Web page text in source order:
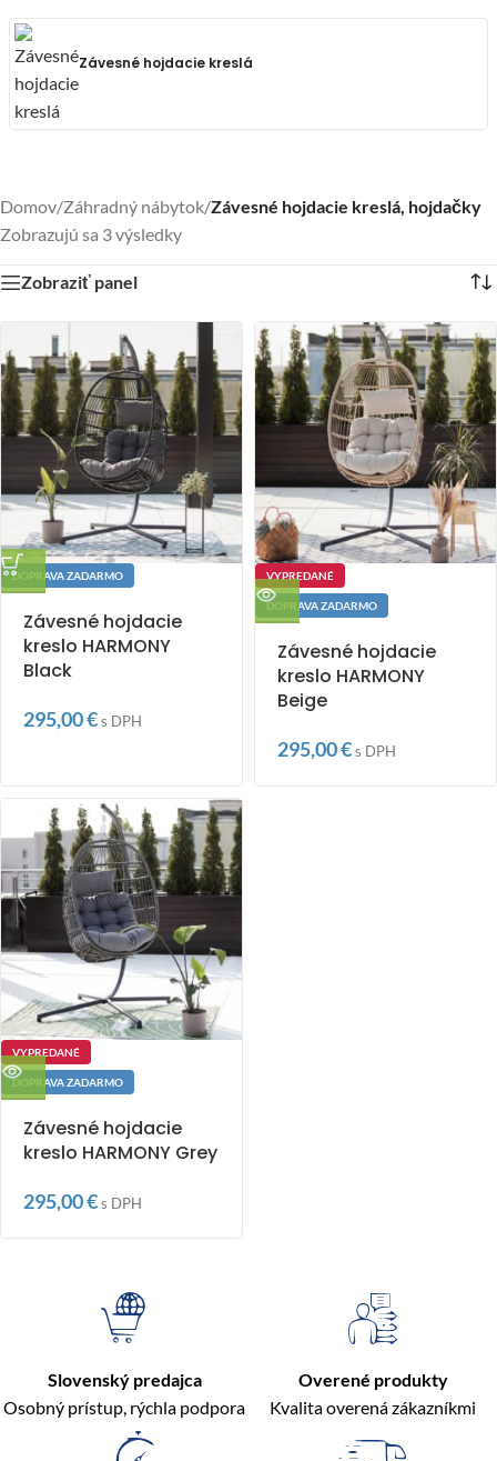
Závesné hojdacie kreslá
Domov/Záhradný nábytok/Závesné hojdacie kreslá, hojdačky
Zobrazujú sa 3 výsledky
Zobraziť panel
DOPRAVA ZADARMO
Závesné hojdacie
kreslo HARMONY
Black
295,00€s DPH
VYPREDANÉ
DOPRAVA ZADARMO
Závesné hojdacie
kreslo HARMONY
Beige
295,00€s DPH
VYPREDANÉ
DOPRAVA ZADARMO
Závesné hojdacie
kreslo HARMONY Grey
295,00€s DPH
Slovenský predajca
Osobný prístup, rýchla podpora
Overené produkty
Kvalita overená zákazníkmi